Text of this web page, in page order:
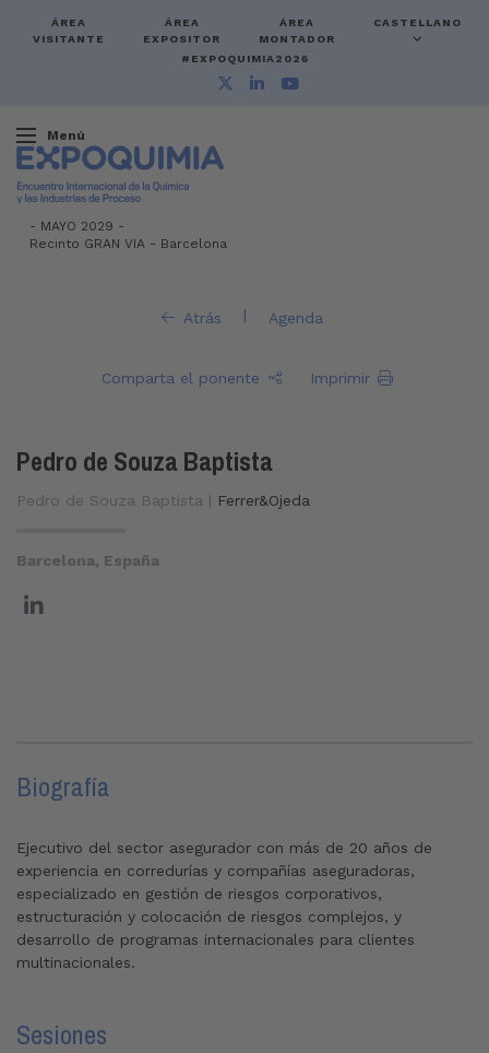
ÁREA
VISITANTE
ÁREA
EXPOSITOR
ÁREA
MONTADOR
CASTELLANO
#EXPOQUIMIA2026
Menú
- MAYO 2029 -
Recinto GRAN VIA - Barcelona
Atrás | Agenda
Comparta el ponente Imprimir
Pedro de Souza Baptista
Pedro de Souza Baptista | Ferrer&Ojeda
Barcelona, España
Biografía
Ejecutivo del sector asegurador con más de 20 años de
experiencia en corredurías y compañías aseguradoras,
especializado en gestión de riesgos corporativos,
estructuración y colocación de riesgos complejos, y
desarrollo de programas internacionales para clientes
multinacionales.
Sesiones